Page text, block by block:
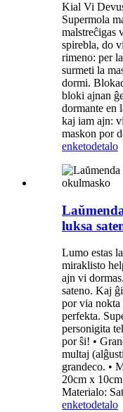
Kial Vi
Supermola
malstreĉigas
spirebla, do
rimeno: per
surmeti la
dormi.
bloki ajnan
dormante en
kaj iam ajn:
maskon por
enketodetalo
luksa
Lumo estas
miraklisto
ajn vi
sateno. Kaj
por via nokta
perfekta.
personigita
por ŝi! •
multaj
grandeco. •
20cm x
Materialo:
enketodetalo